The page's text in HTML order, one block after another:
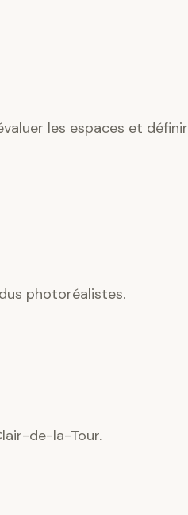
les espaces et définir
photoréalistes.
de-la-Tour.